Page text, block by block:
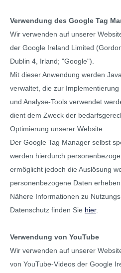
Verwendung des Google Tag
Wir verwenden auf unserer
der Google Ireland Limited
Dublin 4, Irland; "Google").
Mit dieser Anwendung werden
verwaltet, die zur
und Analyse-Tools verwendet
dient dem Zweck der
Optimierung unserer Website.
Der Google Tag Manager selbst
werden hierdurch
ermöglicht jedoch die Auslösung
personenbezogene Daten
Nähere Informationen zu
Datenschutz finden Sie hier.
Verwendung von YouTube
Wir verwenden auf unserer
von YouTube-Videos der Google